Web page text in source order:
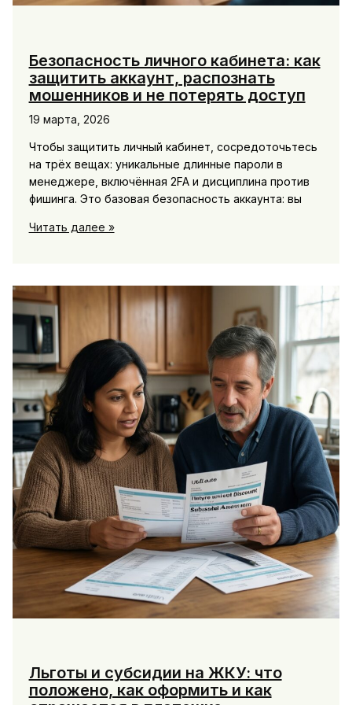
Безопасность личного кабинета: как
защитить аккаунт, распознать
мошенников и не потерять доступ
19 марта, 2026
Чтобы защитить личный кабинет, сосредоточьтесь
на трёх вещах: уникальные длинные пароли в
менеджере, включённая 2FA и дисциплина против
фишинга. Это базовая безопасность аккаунта: вы
Безопасность
защитить
аккаунт,
распознать
мошенников
и
не
потерять
доступ
Читать далее »
Льготы и субсидии на ЖКУ: что
положено, как оформить и как